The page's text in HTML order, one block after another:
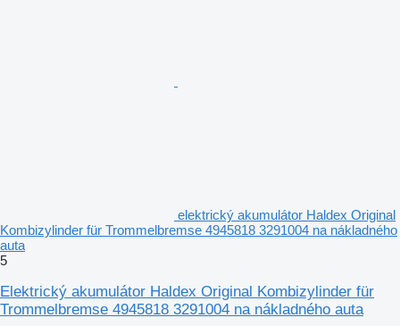
elektrický akumulátor Haldex Original
Kombizylinder für Trommelbremse 4945818 3291004 na nákladného
auta
5
Elektrický akumulátor Haldex Original Kombizylinder für
Trommelbremse 4945818 3291004 na nákladného auta